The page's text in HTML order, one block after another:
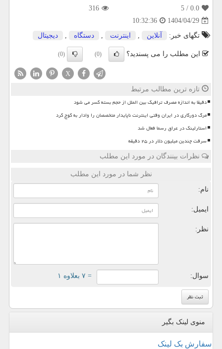
0.0
/ 5
316
1404/04/29
10:32:36
تگهای خبر:
آنلاین , اینترنت , دستگاه , دیجیتال
این مطلب را می پسندید؟ (0)
(0)
X
تازه ترین مطالب مرتبط
دقیقا به اندازه مصرف ترافیک بین الملل از حجم بسته کسر می شود
مرگ دورکاری در ایران وقتی اینترنت ناپایدار متخصصان را وادار به کوچ کرد
استارلینک در عراق رسما فعال شد
سرقت چندین میلیون دلار در ۲۵ دقیقه
نظرات بینندگان در مورد این مطلب
نظر شما در مورد این مطلب
نام:
ایمیل:
نظر:
سوال: = ۷ بعلاوه ۱
منوی لینک بگیر
سفارش بک لینک